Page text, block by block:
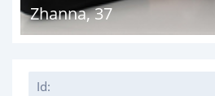
Zhanna,37
Id: